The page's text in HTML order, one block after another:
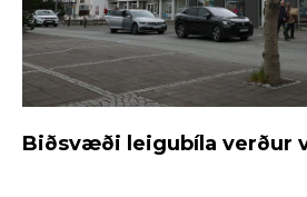
Biðsvæði leigubíla verður